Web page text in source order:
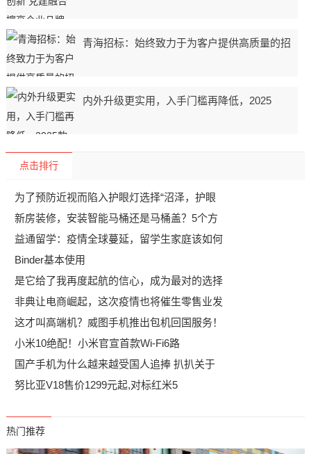
青海招标：始终致力于为客户提供高质量的招
内外升级更实用，入手门槛再降低，2025
点击排行
为了预防近视而陷入护眼灯选择“沼泽，护眼
新房装修，安装智能马桶还是马桶盖？5个方
益通留学：疫情全球蔓延，留学生家庭该如何
Binder基本使用
是它给了我再度起航的信心，成为最对的选择
非典让电商崛起，这次疫情也将催生零售业发
这才叫高端机？威图手机推出包机回国服务！
小米10绝配！小米官宣首款Wi-Fi6路
国产手机为什么越来越受国人追捧 扒扒关于
努比亚V18售价1299元起,对标红米5
热门推荐